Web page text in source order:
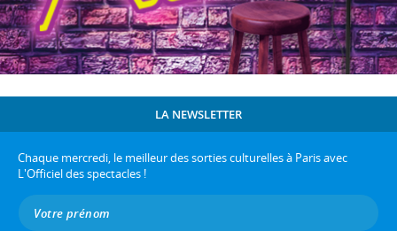
LA NEWSLETTER
Chaque mercredi, le meilleur des sorties culturelles à Paris avec
L'Officiel des spectacles !